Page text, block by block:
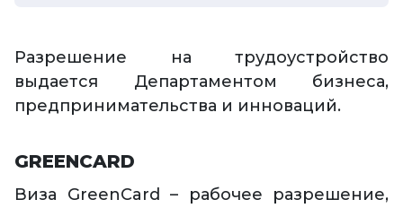
Разрешение на трудоустройство
выдается Департаментом бизнеса,
предпринимательства и инноваций.
GREENCARD
Виза GreenCard – рабочее разрешение,